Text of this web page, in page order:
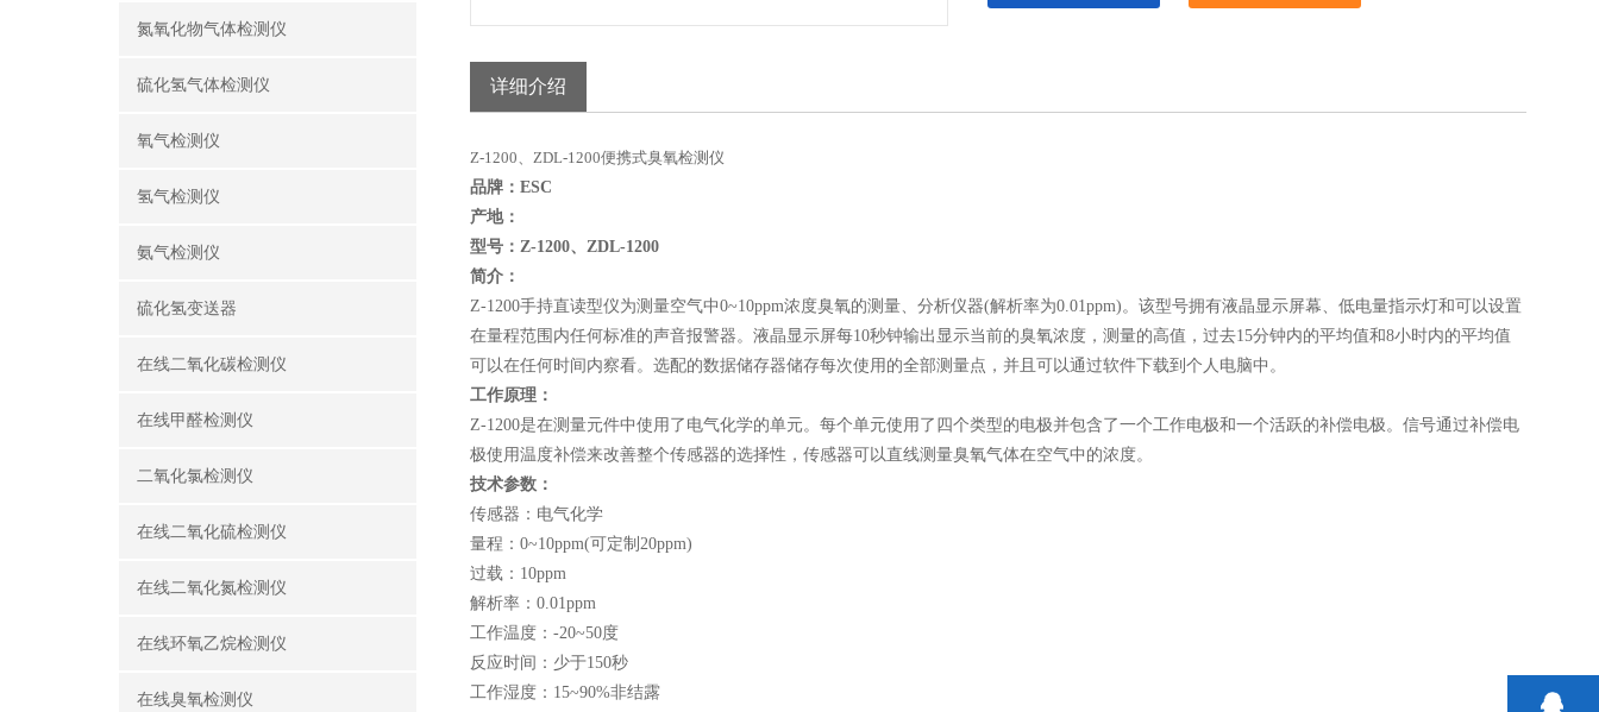
氮氧化物气体检测仪
硫化氢气体检测仪
氧气检测仪
氢气检测仪
氨气检测仪
硫化氢变送器
在线二氧化碳检测仪
在线甲醛检测仪
二氧化氯检测仪
在线二氧化硫检测仪
在线二氧化氮检测仪
在线环氧乙烷检测仪
在线臭氧检测仪
详细介绍
Z-1200、ZDL-1200便携式臭氧检测仪
品牌： ESC
产地：
型号： Z-1200、ZDL-1200
简介：
Z-1200手持直读型仪为测量空气中0~10ppm浓度臭氧的测量、分析仪器(解析率为0.01ppm)。该型号拥有液晶显示屏幕、低电量指示灯和可以设置
在量程范围内任何标准的声音报警器。液晶显示屏每10秒钟输出显示当前的臭氧浓度，测量的高值，过去15分钟内的平均值和8小时内的平均值
可以在任何时间内察看。选配的数据储存器储存每次使用的全部测量点，并且可以通过软件下载到个人电脑中。
工作原理：
Z-1200是在测量元件中使用了电气化学的单元。每个单元使用了四个类型的电极并包含了一个工作电极和一个活跃的补偿电极。信号通过补偿电
极使用温度补偿来改善整个传感器的选择性，传感器可以直线测量臭氧气体在空气中的浓度。
技术参数：
传感器：电气化学
量程：0~10ppm(可定制20ppm)
过载：10ppm
解析率：0.01ppm
工作温度：-20~50度
反应时间：少于150秒
工作湿度：15~90%非结露